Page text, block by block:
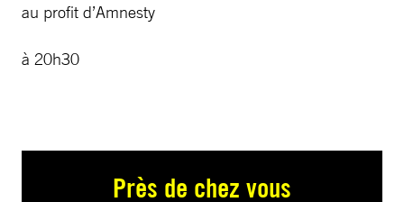
au profit d’Amnesty
à 20h30
Près de chez vous